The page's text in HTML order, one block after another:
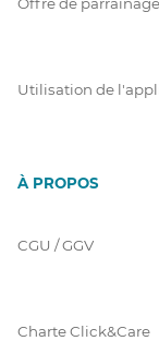
Utilisation de
À PROPOS
CGU / GGV
Charte Click&Care